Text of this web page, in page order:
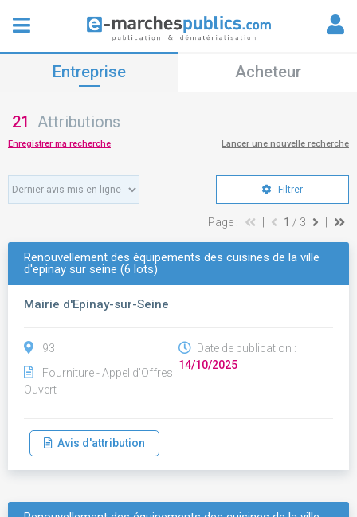
Entreprise Acheteur
21 Attributions
Enregistrer ma recherche Lancer une nouvelle recherche
Filtrer
Page : 1 / 3
Renouvellement des équipements des cuisines de la ville
d'epinay sur seine (6 lots)
Mairie d'Epinay-sur-Seine
93
Fourniture - Appel d'Offres
Ouvert
Date de publication :
14/10/2025
Avis d'attribution